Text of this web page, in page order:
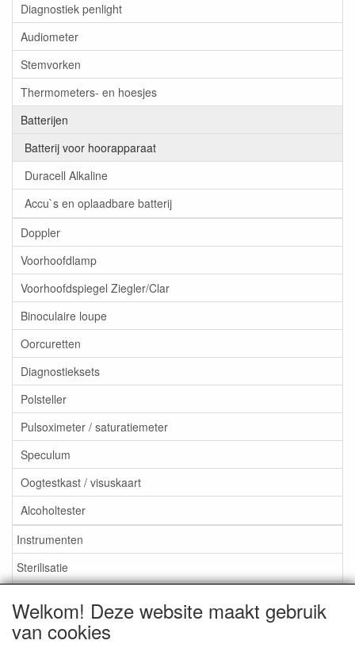
Diagnostiek penlight
Audiometer
Stemvorken
Thermometers- en hoesjes
Batterijen
Batterij voor hoorapparaat
Duracell Alkaline
Accu`s en oplaadbare batterij
Doppler
Voorhoofdlamp
Voorhoofdspiegel Ziegler/Clar
Binoculaire loupe
Oorcuretten
Diagnostieksets
Polsteller
Pulsoximeter / saturatiemeter
Speculum
Oogtestkast / visuskaart
Alcoholtester
Instrumenten
Sterilisatie
Aktieartikelen
Welkom! Deze website maakt gebruik
van cookies